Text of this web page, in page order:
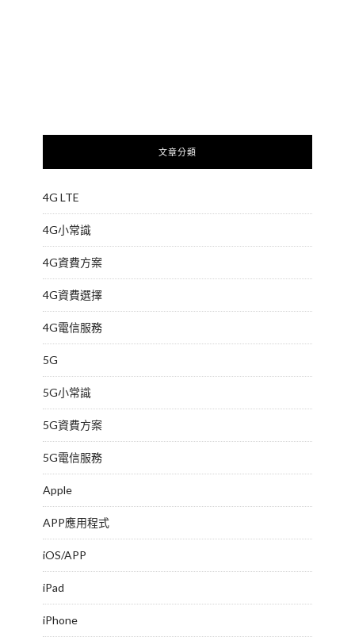
文章分類
4G LTE
4G小常識
4G資費方案
4G資費選擇
4G電信服務
5G
5G小常識
5G資費方案
5G電信服務
Apple
APP應用程式
iOS/APP
iPad
iPhone